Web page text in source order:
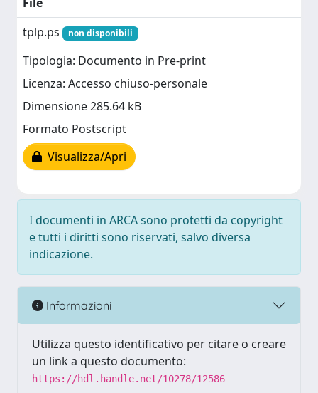
tplp.ps
non disponibili
Tipologia: Documento in Pre-print
Licenza: Accesso chiuso-personale
Dimensione 285.64 kB
Formato Postscript
Visualizza/Apri
I documenti in ARCA sono protetti da copyright
e tutti i diritti sono riservati, salvo diversa
indicazione.
Informazioni
Utilizza questo identificativo per citare o creare
un link a questo documento:
https://hdl.handle.net/10278/12586